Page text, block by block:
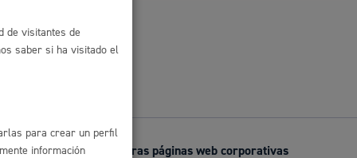
Otras páginas web corporativas
de visitantes de
saber si ha visitado el
para crear un perfil
información